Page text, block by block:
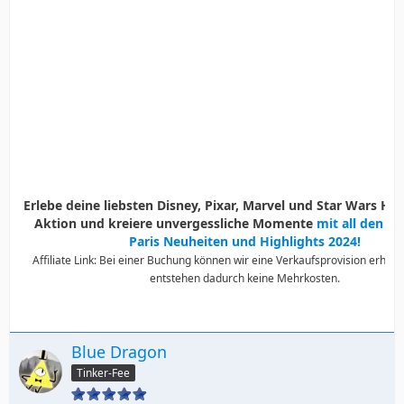
Erlebe deine liebsten Disney, Pixar, Marvel und Star Wars
Aktion und kreiere unvergessliche Momente mit all den
Paris Neuheiten und Highlights 2024!
Affiliate Link: Bei einer Buchung können wir eine Verkaufsprovision
entstehen dadurch keine Mehrkosten.
Blue Dragon
Tinker-Fee